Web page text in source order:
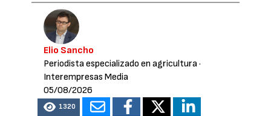
Elio Sancho
Periodista especializado en agricultura·
Interempresas Media
05/08/2026
1320